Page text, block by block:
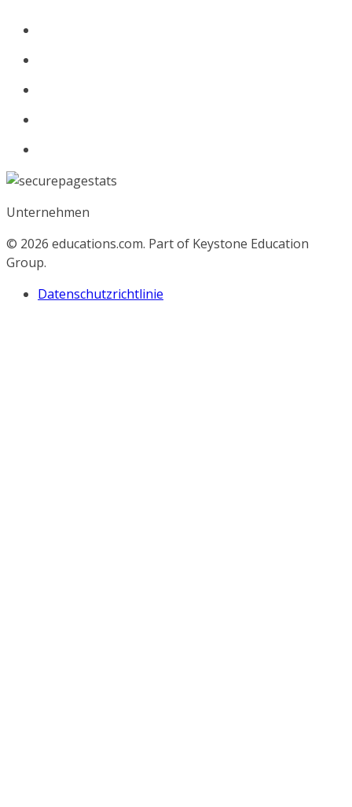
Unternehmen
© 2026 educations.com. Part of Keystone Education
Group.
Datenschutzrichtlinie